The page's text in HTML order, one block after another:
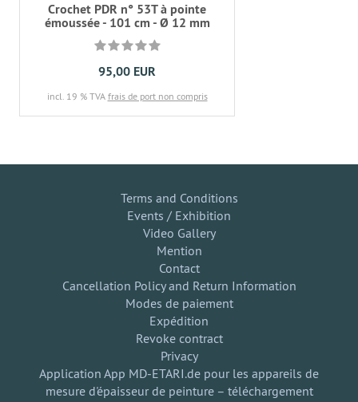
Crochet PDR n° 53T à pointe
émoussée - 101 cm - Ø 12 mm
95,00 EUR
incl. 19 % TVA frais de port non compris
Terms and Conditions
Events / Exhibition
Video Gallery
Mention
Contact
Cancellation Policy and Return Information
Modes de paiement
Expédition
Revoke contract
Privacy
Application App MD-ETARI.de pour les appareils de
mesure d'épaisseur de peinture – téléchargement